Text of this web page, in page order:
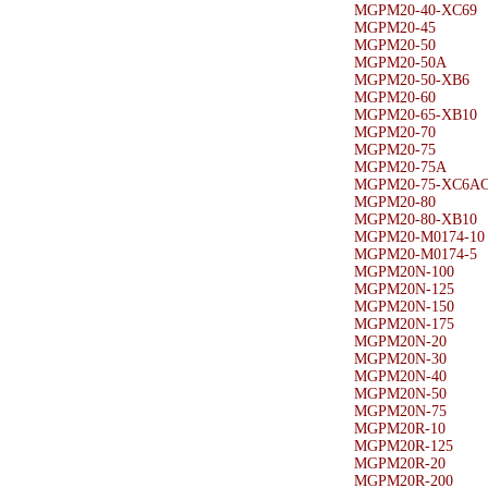
MGPM20-40-XC69
MGPM20-45
MGPM20-50
MGPM20-50A
MGPM20-50-XB6
MGPM20-60
MGPM20-65-XB10
MGPM20-70
MGPM20-75
MGPM20-75A
MGPM20-75-
MGPM20-80
MGPM20-80-XB10
MGPM20-M0174-10
MGPM20-M0174-5
MGPM20N-100
MGPM20N-125
MGPM20N-150
MGPM20N-175
MGPM20N-20
MGPM20N-30
MGPM20N-40
MGPM20N-50
MGPM20N-75
MGPM20R-10
MGPM20R-125
MGPM20R-20
MGPM20R-200